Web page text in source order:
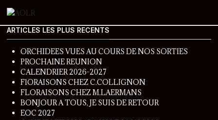
ARTICLES LES PLUS RECENTS
ORCHIDEES VUES AU COURS DE NOS SORTIES
PROCHAINE REUNION
CALENDRIER 2026-2027
FlORAISONS CHEZ C.COLLIGNON
FLORAISONS CHEZ M.LAERMANS
BONJOUR A TOUS, JE SUIS DE RETOUR
EOC 2027